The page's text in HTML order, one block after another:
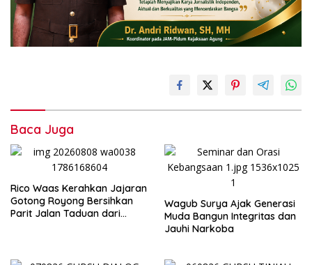
Baca Juga
Rico Waas Kerahkan Jajaran
Gotong Royong Bersihkan
Parit Jalan Taduan dari
Wagub Surya Ajak Generasi
Muda Bangun Integritas dan
Jauhi Narkoba